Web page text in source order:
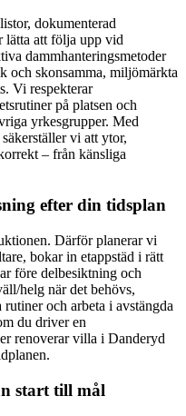
dokumenterad
lätta att följa upp vid
dammhanteringsmetoder
och skonsamma, miljömärkta
Vi respekterar
på platsen och
yrkesgrupper. Med
vi att ytor,
– från känsliga
efter din tidsplan
Därför planerar vi
bokar in etappstäd i rätt
före delbesiktning och
helg när det behövs,
och arbeta i avstängda
du driver en
renoverar villa i Danderyd
start till mål